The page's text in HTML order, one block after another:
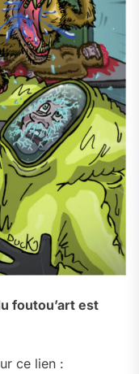
foutou’art est
ce lien :